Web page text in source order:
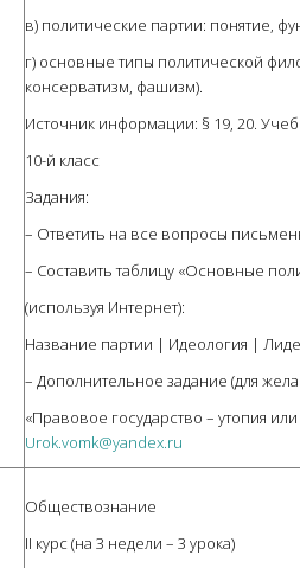
в) политические партии: понятие,
г) основные типы политической
консерватизм, фашизм).
Источник информации: § 19, 20.
10-й класс
Задания:
– Ответить на все вопросы
– Составить таблицу «Основные
(используя Интернет):
Название партии | Идеология |
– Дополнительное задание (для
«Правовое государство – утопия
Urok.vomk@yandex.ru
Обществознание
II курс (на 3 недели – 3 урока)